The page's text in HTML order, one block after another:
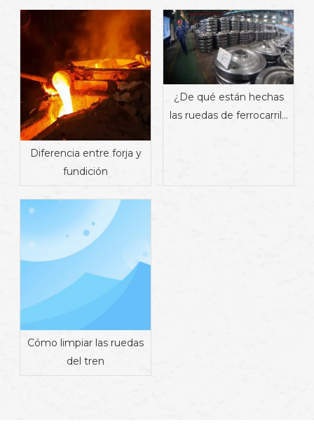
Diferencia entre forja y
fundición
¿De qué están hechas
las ruedas de ferrocarril?
Cómo limpiar las ruedas
del tren